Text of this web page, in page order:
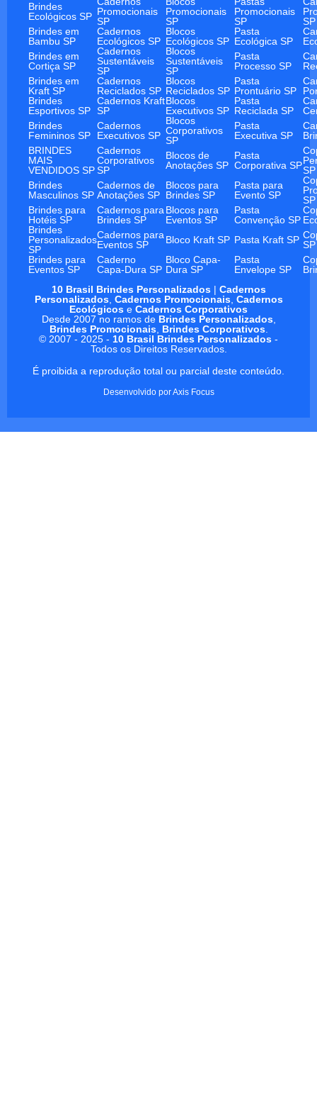
Brindes
Ecológicos SP Promocionais
SP
Promocionais
SP
Promocionais
SP
SP
Brindes em
Bambu SP
Cadernos
Ecológicos SP
Blocos
Ecológicos SP
Pasta
Ecológica SP
Brindes em
Cortiça SP
Cadernos
Sustentáveis
SP
Blocos
Sustentáveis
SP
Pasta
Processo SP
Brindes em
Kraft SP
Cadernos
Reciclados SP
Blocos
Reciclados SP
Pasta
Prontuário SP
Brindes
Esportivos SP
Cadernos Kraft
SP
Blocos
Executivos SP
Pasta
Reciclada SP
Brindes
Femininos SP
Cadernos
Executivos SP
Blocos
Corporativos
SP
Pasta
Executiva SP
BRINDES
MAIS
VENDIDOS SP
Cadernos
Corporativos
SP
Blocos de
Anotações SP
Pasta
Corporativa SPSP
Brindes
Masculinos SP
Cadernos de
Anotações SP
Blocos para
Brindes SP
Pasta para
Evento SP
SP
Brindes para
Hotéis SP
Cadernos para
Brindes SP
Blocos para
Eventos SP
Pasta
Convenção SP
Brindes
Personalizados
SP
Cadernos para
Eventos SP
Bloco Kraft SP Pasta Kraft SP SP
Brindes para
Eventos SP
Caderno
Capa-Dura SP
Bloco Capa-
Dura SP
Pasta
Envelope SP
10 Brasil Brindes Personalizados| Cadernos
Personalizados, Cadernos Promocionais, Cadernos
Ecológicos e Cadernos Corporativos
Desde 2007 no ramos de Brindes Personalizados,
Brindes Promocionais, Brindes Corporativos.
© 2007 - 2025 - 10 Brasil Brindes Personalizados -
Todos os Direitos Reservados.
É proibida a reprodução total ou parcial deste conteúdo.
Desenvolvido porAxis Focus